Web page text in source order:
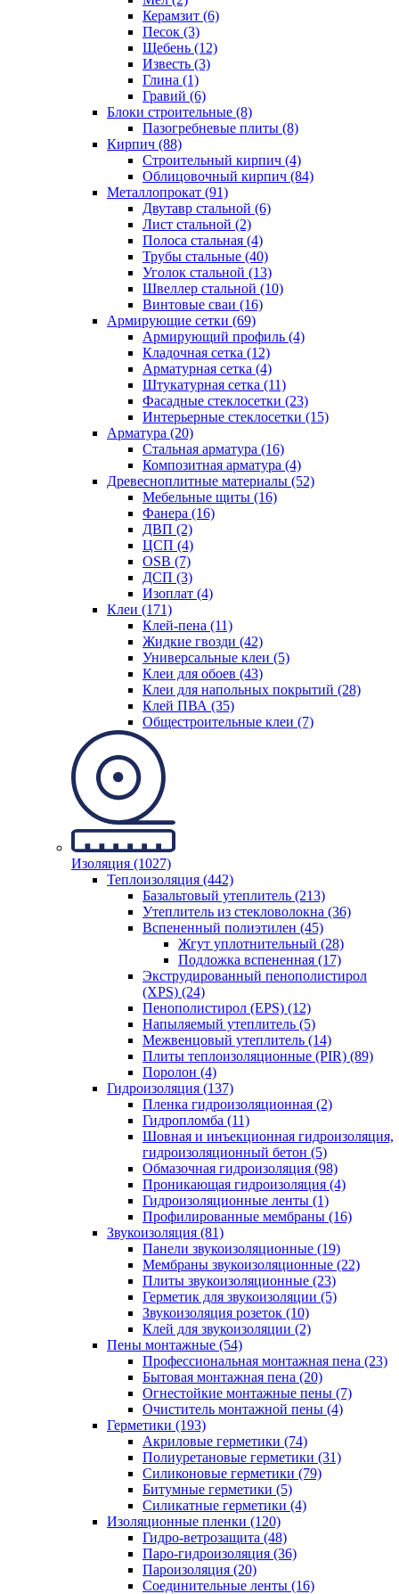
Керамзит (6)
Песок (3)
Щебень (12)
Известь (3)
Глина (1)
Гравий (6)
Блоки строительные (8)
Пазогребневые плиты (8)
Кирпич (88)
Строительный кирпич (4)
Облицовочный кирпич (84)
Металлопрокат (91)
Двутавр стальной (6)
Лист стальной (2)
Полоса стальная (4)
Трубы стальные (40)
Уголок стальной (13)
Швеллер стальной (10)
Винтовые сваи (16)
Армирующие сетки (69)
Армирующий профиль (4)
Кладочная сетка (12)
Арматурная сетка (4)
Штукатурная сетка (11)
Фасадные стеклосетки (23)
Интерьерные стеклосетки (15)
Арматура (20)
Стальная арматура (16)
Композитная арматура (4)
Древесноплитные материалы (52)
Мебельные щиты (16)
Фанера (16)
ДВП (2)
ЦСП (4)
OSB (7)
ДСП (3)
Изоплат (4)
Клеи (171)
Клей-пена (11)
Жидкие гвозди (42)
Универсальные клеи (5)
Клеи для обоев (43)
Клеи для напольных покрытий (28)
Клей ПВА (35)
Общестроительные клеи (7)
Изоляция (1027)
Теплоизоляция (442)
Базальтовый утеплитель (213)
Утеплитель из стекловолокна (36)
Вспененный полиэтилен (45)
Жгут уплотнительный (28)
Подложка вспененная (17)
Экструдированный пенополистирол
(XPS) (24)
Пенополистирол (EPS) (12)
Напыляемый утеплитель (5)
Межвенцовый утеплитель (14)
Плиты теплоизоляционные (PIR) (89)
Поролон (4)
Гидроизоляция (137)
Пленка гидроизоляционная (2)
Гидропломба (11)
Шовная и инъекционная гидроизоляция,
гидроизоляционный бетон (5)
Обмазочная гидроизоляция (98)
Проникающая гидроизоляция (4)
Гидроизоляционные ленты (1)
Профилированные мембраны (16)
Звукоизоляция (81)
Панели звукоизоляционные (19)
Мембраны звукоизоляционные (22)
Плиты звукоизоляционные (23)
Герметик для звукоизоляции (5)
Звукоизоляция розеток (10)
Клей для звукоизоляции (2)
Пены монтажные (54)
Профессиональная монтажная пена (23)
Бытовая монтажная пена (20)
Огнестойкие монтажные пены (7)
Очиститель монтажной пены (4)
Герметики (193)
Акриловые герметики (74)
Полиуретановые герметики (31)
Силиконовые герметики (79)
Битумные герметики (5)
Силикатные герметики (4)
Изоляционные пленки (120)
Гидро-ветрозащита (48)
Паро-гидроизоляция (36)
Пароизоляция (20)
Соединительные ленты (16)